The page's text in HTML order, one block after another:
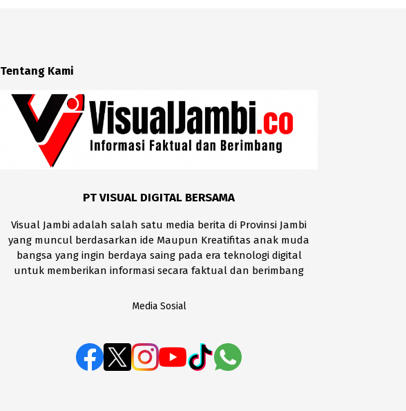
Tentang Kami
PT VISUAL DIGITAL BERSAMA
Visual Jambi adalah salah satu media berita di Provinsi Jambi
yang muncul berdasarkan ide Maupun Kreatifitas anak muda
bangsa yang ingin berdaya saing pada era teknologi digital
untuk memberikan informasi secara faktual dan berimbang
Media Sosial